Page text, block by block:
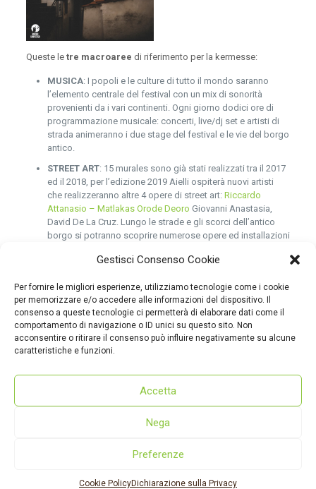
Gestisci Consenso Cookie
Per fornire le migliori esperienze, utilizziamo tecnologie come i cookie
per memorizzare e/o accedere alle informazioni del dispositivo. Il
consenso a queste tecnologie ci permetterà di elaborare dati come il
comportamento di navigazione o ID unici su questo sito. Non
acconsentire o ritirare il consenso può influire negativamente su alcune
caratteristiche e funzioni.
Accetta
Nega
Preferenze
Cookie PolicyDichiarazione sulla Privacy
Queste le tre macroaree di riferimento per la kermesse:
MUSICA: I popoli e le culture di tutto il mondo saranno
l’elemento centrale del festival con un mix di sonorità
provenienti da i vari continenti. Ogni giorno dodici ore di
programmazione musicale: concerti, live/dj set e artisti di
strada animeranno i due stage del festival e le vie del borgo
antico.
STREET ART: 15 murales sono già stati realizzati tra il 2017
ed il 2018, per l’edizione 2019 Aielli ospiterà nuovi artisti
che realizzeranno altre 4 opere di street art: Riccardo
Attanasio – Matlakas Orode Deoro Giovanni Anastasia,
David De La Cruz. Lungo le strade e gli scorci dell’antico
borgo si potranno scoprire numerose opere ed installazioni
trasformare il paese in un museo a cielo aperto.
PERFORMANCE: teatro, danza, poesia, sonoro e “social
sculpture” all’insegna della pura sperimentazione
INFO E PROGRAMMA : https://borgouniverso.com/#il-festival
Credit: Borgo Universo
© 2022 - dmcmarsica.it